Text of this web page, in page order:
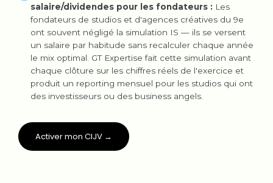
salaire/dividendes pour les fondateurs : Les
fondateurs de studios et d'agences créatives du 9e
ont souvent négligé la simulation IS — ils se versent
un salaire par habitude sans recalculer chaque année
le mix optimal. GT Expertise fait cette simulation avant
chaque clôture sur les chiffres réels de l'exercice et
produit un reporting mensuel pour les studios qui ont
des investisseurs ou des business angels.
Activer mon CIJV →